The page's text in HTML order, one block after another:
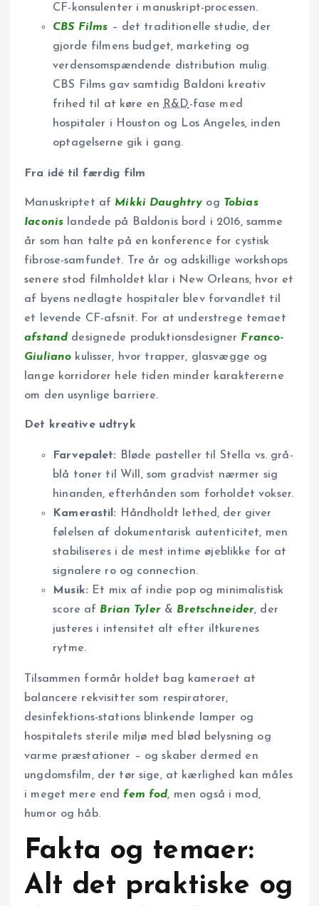
CF-konsulenter i manuskript-processen.
CBS Films – det traditionelle studie, der
gjorde filmens budget, marketing og
verdensomspændende distribution mulig.
CBS Films gav samtidig Baldoni kreativ
frihed til at køre enR&D-fase med
hospitaler i Houston og Los Angeles, inden
optagelserne gik i gang.
Fra idé til færdig film
Manuskriptet af Mikki Daughtry og Tobias
Iaconis landede på Baldonis bord i 2016, samme
år som han talte på en konference for cystisk
fibrose-samfundet. Tre år og adskillige workshops
senere stod filmholdet klar i New Orleans, hvor et
af byens nedlagte hospitaler blev forvandlet til
et levende CF-afsnit. For at understrege temaet
afstand designede produktionsdesigner Franco-
Giuliano kulisser, hvor trapper, glasvægge og
lange korridorer hele tiden minder karaktererne
om den usynlige barriere.
Det kreative udtryk
Farvepalet: Bløde pasteller til Stella vs. grå-
blå toner til Will, som gradvist nærmer sig
hinanden, efterhånden som forholdet vokser.
Kamerastil: Håndholdt lethed, der giver
følelsen af dokumentarisk autenticitet, men
stabiliseres i de mest intime øjeblikke for at
signalere ro og connection.
Musik: Et mix af indie pop og minimalistisk
score af Brian Tyler& Bretschneider, der
justeres i intensitet alt efter iltkurenes
rytme.
Tilsammen formår holdet bag kameraet at
balancere rekvisitter som respiratorer,
desinfektions-stations blinkende lamper og
hospitalets sterile miljø med blød belysning og
varme præstationer – og skaber dermed en
ungdomsfilm, der tør sige, at kærlighed kan måles
i meget mere endfem fod, men også i mod,
humor og håb.
Fakta og temaer:
Alt det praktiske og